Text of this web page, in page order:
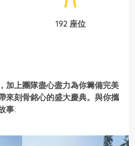
192 座位
加上團隊盡心盡力為你籌備完美
來刻骨銘心的盛大慶典。與你攜
事: